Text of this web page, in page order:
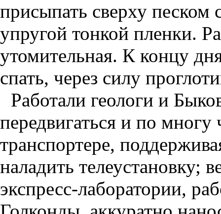
присыпать сверху песком
упругой тонкой пленки.
утомительная. К концу
спать, через силу
Работали геологи и
передвигаться и по многу
транспортере,
наладить телеустановку;
экспресс-лаборатории,